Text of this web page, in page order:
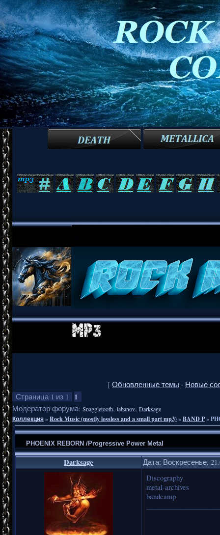
[ Обновленные темы · Новые
Страница 1 из 1 1
Модератор форума: Snaggletooth, labanov, Darksage
Коллекция»Rock Music (mostly lossless and a small part mp3)»BAND P»
PHOENIX REBORN /Progressive Power Metal
Darksage Дата: Воскресенье,
Discography
metal-archives
bandcamp